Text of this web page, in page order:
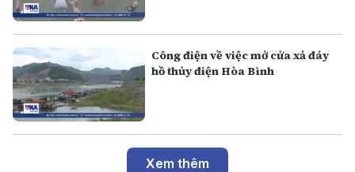
Công điện về việc mở cửa xả đáy
hồ thủy điện Hòa Bình
Xem thêm